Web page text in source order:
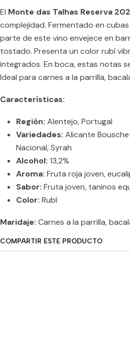
El Monte das Talhas Reserva
complejidad. Fermentado en
parte de este vino envejece en
tostado. Presenta un color rubí
integrados. En boca, estas notas
Ideal para carnes a la parrilla,
Características:
Región: Alentejo, Portugal
Variedades: Alicante
Nacional, Syrah
Alcohol: 13,2%
Aroma: Fruta roja joven,
Sabor: Fruta joven, taninos
Color: Rubí
Maridaje: Carnes a la parrilla,
COMPARTIR ESTE PRODUCTO